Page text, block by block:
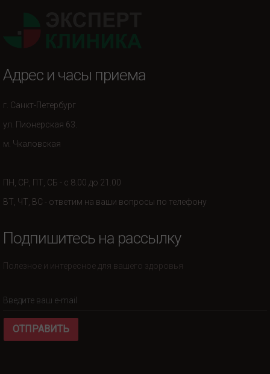
Адрес и часы приема
г. Санкт-Петербург
ул. Пионерская 63.
м. Чкаловская
ПН, СР, ПТ, СБ - с 8.00 до 21.00
ВТ, ЧТ, ВС - ответим на ваши вопросы по телефону
Подпишитесь на рассылку
Полезное и интересное для вашего здоровья
ОТПРАВИТЬ